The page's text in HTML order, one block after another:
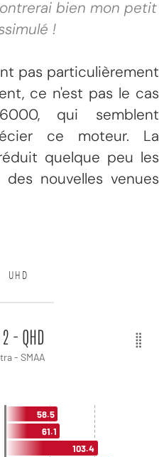
bien mon petit
!
pas particulièrement
ce n'est pas le cas
qui semblent
ce moteur. La
quelque peu les
nouvelles venues